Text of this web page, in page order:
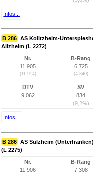
Infos...
B 286 AS Kolitzheim-
Alizheim (L 2272)
Nr.
11.905
(11.914)
B-Rang
6.725
(4.340)
DTV
9.062
SV
834
(9,2%)
Infos...
B 286 AS Sulzheim
(L 2275)
Nr.
11.906
B-Rang
7.308